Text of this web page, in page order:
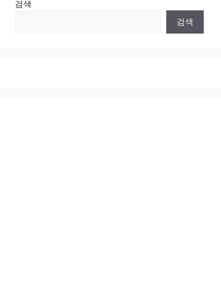
검색
검색